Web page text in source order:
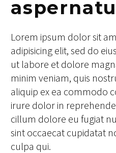
Lorem ipsum dolor sit
adipisicing elit, sed do
ut labore et dolore
minim veniam, quis
aliquip ex ea commodo
irure dolor in
cillum dolore eu fugiat
sint occaecat cupidatat
culpa qui.